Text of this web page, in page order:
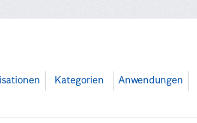
Kategorien Anwendungen